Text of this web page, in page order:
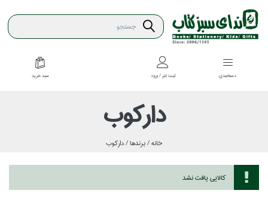
دسته‌بندي ثبت نام / ورود سبد خريد
داركوب
خانه /برندها /داركوب
كالايي يافت نشد